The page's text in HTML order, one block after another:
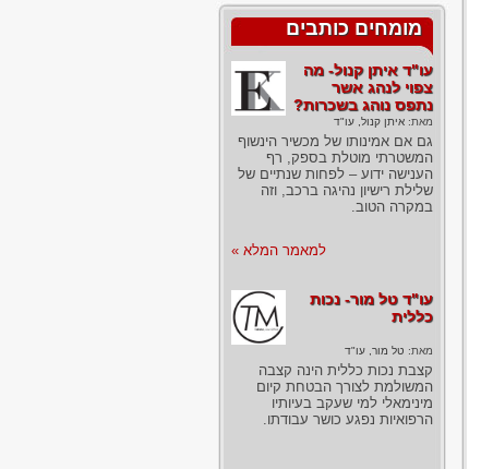
מומחים כותבים
עו"ד איתן קנול- מה
צפוי לנהג אשר
נתפס נוהג בשכרות?
מאת: איתן קנול, עו"ד
גם אם אמינותו של מכשיר הינשוף
המשטרתי מוטלת בספק, רף
הענישה ידוע – לפחות שנתיים של
שלילת רישיון נהיגה ברכב, וזה
במקרה הטוב.
למאמר המלא »
עו"ד טל מור- נכות
כללית
מאת: טל מור, עו"ד
קצבת נכות כללית הינה קצבה
המשולמת לצורך הבטחת קיום
מינימאלי למי שעקב בעיותיו
הרפואיות נפגע כושר עבודתו.